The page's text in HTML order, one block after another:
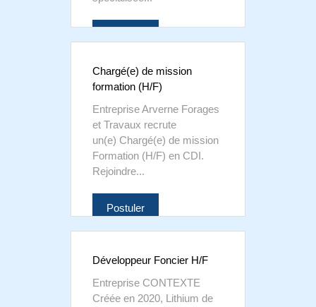
Chargé(e) de mission
formation (H/F)
Entreprise Arverne Forages
et Travaux recrute
un(e) Chargé(e) de mission
Formation (H/F) en CDI.
Rejoindre...
Postuler
Développeur Foncier H/F
Entreprise CONTEXTE
Créée en 2020, Lithium de